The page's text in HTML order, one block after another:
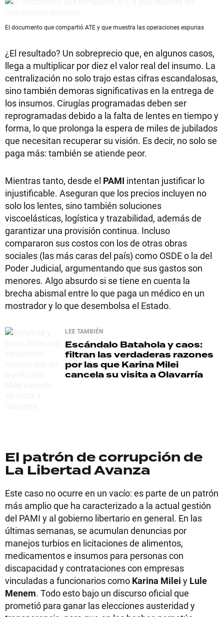
El documento que compartió ATE y que muestra las operaciones espurias
¿El resultado? Un sobreprecio que, en algunos casos,
llega a multiplicar por diez el valor real del insumo. La
centralización no solo trajo estas cifras escandalosas,
sino también demoras significativas en la entrega de
los insumos. Cirugías programadas deben ser
reprogramadas debido a la falta de lentes en tiempo y
forma, lo que prolonga la espera de miles de jubilados
que necesitan recuperar su visión. Es decir, no solo se
paga más: también se atiende peor.
Mientras tanto, desde el PAMI intentan justificar lo
injustificable. Aseguran que los precios incluyen no
solo los lentes, sino también soluciones
viscoelásticas, logística y trazabilidad, además de
garantizar una provisión continua. Incluso
compararon sus costos con los de otras obras
sociales (las más caras del país) como OSDE o la del
Poder Judicial, argumentando que sus gastos son
menores. Algo absurdo si se tiene en cuenta la
brecha abismal entre lo que paga un médico en un
mostrador y lo que desembolsa el Estado.
LEE TAMBIÉN
Escándalo Batahola y caos:
filtran las verdaderas razones
por las que Karina Milei
cancela su visita a Olavarría
El patrón de corrupción de
La Libertad Avanza
Este caso no ocurre en un vacío: es parte de un patrón
más amplio que ha caracterizado a la actual gestión
del PAMI y al gobierno libertario en general. En las
últimas semanas, se acumulan denuncias por
manejos turbios en licitaciones de alimentos,
medicamentos e insumos para personas con
discapacidad y contrataciones con empresas
vinculadas a funcionarios como Karina Milei y Lule
Menem. Todo esto bajo un discurso oficial que
prometió para ganar las elecciones austeridad y